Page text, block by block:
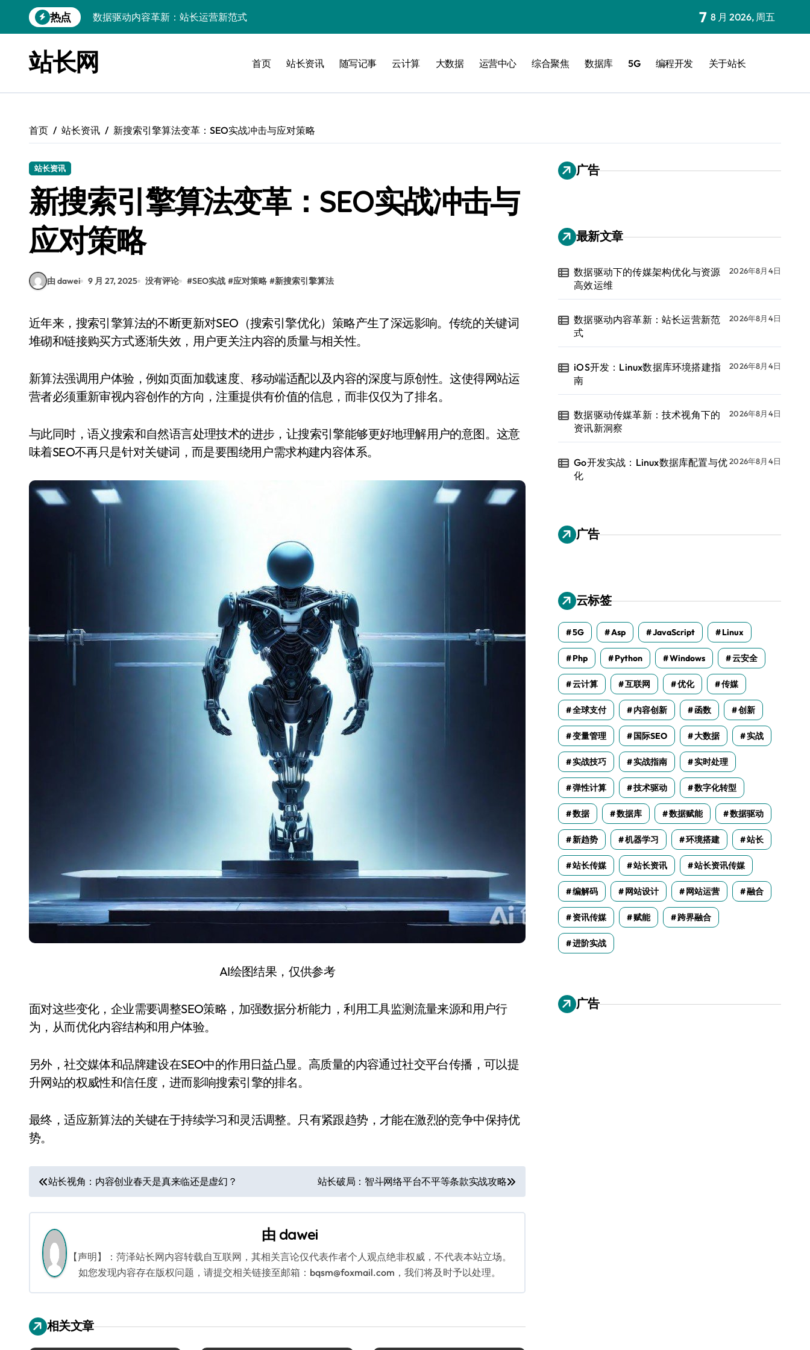
到
热点
iOS开发：Linux数据库环境搭建指南
Go开发实战：Linux数据库配置与优化
数据驱动传媒革新：站长五大核心策略
数据驱动内容增长：站长运营新策略
数据驱动交互优化，赋能站长高效运营
数据驱动下的传媒架构优化与资源高效运维
7 8 月 2026, 周五
站长网 首页 站长资讯 随写记事 云计算 大数据 运营中心 综合聚焦 数据库 5G 编程开发 关于站长
首页 站长资讯 新搜索引擎算法变革：SEO实战冲击与应对策略
站长资讯
新搜索引擎算法变革：SEO实战冲击与
应对策略
由 dawei 9 月 27, 2025 没有评论 #SEO实战 #应对策略 #新搜索引擎算法
近年来，搜索引擎算法的不断更新对SEO（搜索引擎优化）策略产生了深远影响。传统的关键词
堆砌和链接购买方式逐渐失效，用户更关注内容的质量与相关性。
新算法强调用户体验，例如页面加载速度、移动端适配以及内容的深度与原创性。这使得网站运
营者必须重新审视内容创作的方向，注重提供有价值的信息，而非仅仅为了排名。
与此同时，语义搜索和自然语言处理技术的进步，让搜索引擎能够更好地理解用户的意图。这意
味着SEO不再只是针对关键词，而是要围绕用户需求构建内容体系。
AI绘图结果，仅供参考
面对这些变化，企业需要调整SEO策略，加强数据分析能力，利用工具监测流量来源和用户行
为，从而优化内容结构和用户体验。
另外，社交媒体和品牌建设在SEO中的作用日益凸显。高质量的内容通过社交平台传播，可以提
升网站的权威性和信任度，进而影响搜索引擎的排名。
最终，适应新算法的关键在于持续学习和灵活调整。只有紧跟趋势，才能在激烈的竞争中保持优
势。
文
章
导
航
站长视角：内容创业春天是真来临还是虚幻？ 站长破局：智斗网络平台不平等条款实战攻略
由 dawei
【声明】：菏泽站长网内容转载自互联网，其相关言论仅代表作者个人观点绝非权威，不代表本站立场。
如您发现内容存在版权问题，请提交相关链接至邮箱：bqsm@foxmail.com，我们将及时予以处理。
相关文章
广告
最新文章
数据驱动下的传媒架构优化与资源
高效运维
2026年8月4日
数据驱动内容革新：站长运营新范
式
2026年8月4日
iOS开发：Linux数据库环境搭建指
南
2026年8月4日
数据驱动传媒革新：技术视角下的
资讯新洞察
2026年8月4日
Go开发实战：Linux数据库配置与优
化
2026年8月4日
广告
云标签
5G Asp JavaScript Linux
Php Python Windows 云安全
云计算 互联网 优化 传媒
全球支付 内容创新 函数 创新
变量管理 国际SEO 大数据 实战
实战技巧 实战指南 实时处理
弹性计算 技术驱动 数字化转型
数据 数据库 数据赋能 数据驱动
新趋势 机器学习 环境搭建 站长
站长传媒 站长资讯 站长资讯传媒
编解码 网站设计 网站运营 融合
资讯传媒 赋能 跨界融合
进阶实战
广告